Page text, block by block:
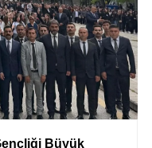
Büyük